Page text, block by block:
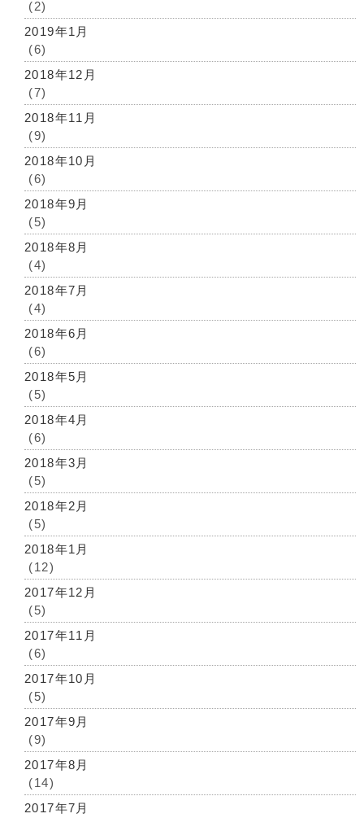
(2)
2019年1月
(6)
2018年12月
(7)
2018年11月
(9)
2018年10月
(6)
2018年9月
(5)
2018年8月
(4)
2018年7月
(4)
2018年6月
(6)
2018年5月
(5)
2018年4月
(6)
2018年3月
(5)
2018年2月
(5)
2018年1月
(12)
2017年12月
(5)
2017年11月
(6)
2017年10月
(5)
2017年9月
(9)
2017年8月
(14)
2017年7月